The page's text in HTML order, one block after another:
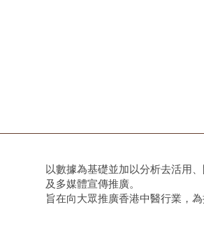
以數據為基礎並加以分析去活用
及多媒體宣傳推廣。
旨在向大眾推廣香港中醫行業，